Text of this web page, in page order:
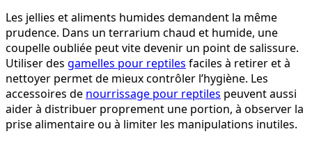
Les jellies et aliments humides demandent la même
prudence. Dans un terrarium chaud et humide, une
coupelle oubliée peut vite devenir un point de salissure.
Utiliser des gamelles pour reptiles faciles à retirer et à
nettoyer permet de mieux contrôler l’hygiène. Les
accessoires de nourrissage pour reptiles peuvent aussi
aider à distribuer proprement une portion, à observer la
prise alimentaire ou à limiter les manipulations inutiles.